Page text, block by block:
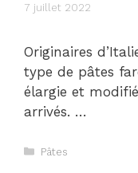
7 juillet 2022
Originaires
type de pâtes
élargie et
arrivés. …
Catégories
Pâtes